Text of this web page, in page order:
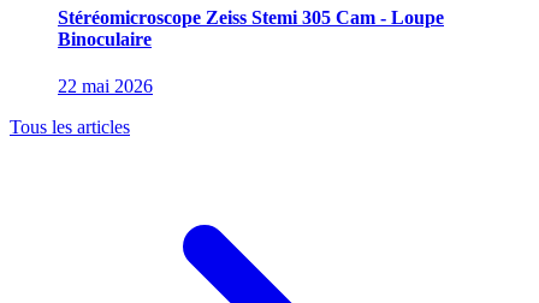
Stéréomicroscope Zeiss Stemi 305 Cam - Loupe
Binoculaire
22 mai 2026
Tous les articles